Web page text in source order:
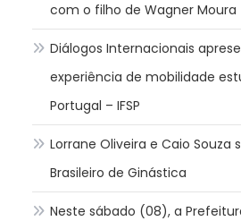
com o filho de Wagner Moura
Diálogos Internacionais
experiência de mobilidade
Portugal – IFSP
Lorrane Oliveira e Caio Souza
Brasileiro de Ginástica
Neste sábado (08), a